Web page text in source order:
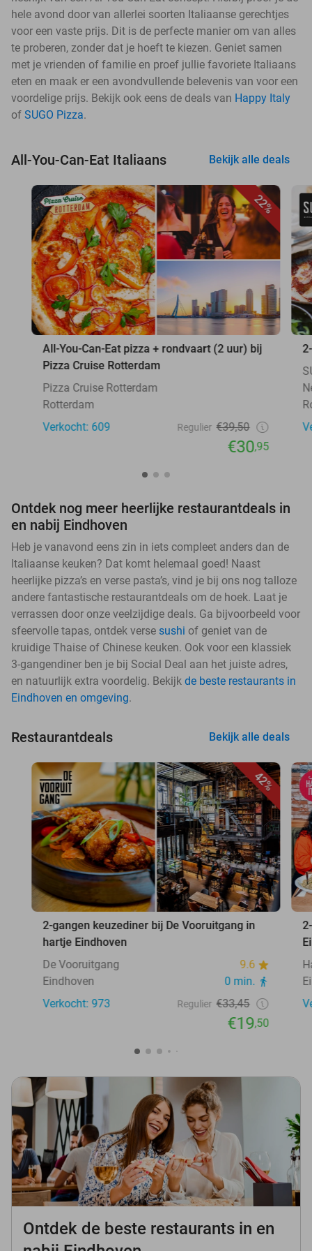
hele avond door van allerlei soorten Italiaanse gerechtjes
voor een vaste prijs. Dit is de perfecte manier om van alles
te proberen, zonder dat je hoeft te kiezen. Geniet samen
met je vrienden of familie en proef jullie favoriete Italiaans
eten en maak er een avondvullende belevenis van voor een
voordelige prijs. Bekijk ook eens de deals van Happy Italy
of SUGO Pizza.
All-You-Can-Eat Italiaans Bekijk alle deals
22%
All-You-Can-Eat pizza + rondvaart (2 uur) bij
Pizza Cruise Rotterdam
Pizza Cruise Rotterdam
Rotterdam
Verkocht: 609
Regulier €39,50
€30,95
Ontdek nog meer heerlijke restaurantdeals in
en nabij Eindhoven
Heb je vanavond eens zin in iets compleet anders dan de
Italiaanse keuken? Dat komt helemaal goed! Naast
heerlijke pizza’s en verse pasta’s, vind je bij ons nog talloze
andere fantastische restaurantdeals om de hoek. Laat je
verrassen door onze veelzijdige deals. Ga bijvoorbeeld voor
sfeervolle tapas, ontdek verse sushi of geniet van de
kruidige Thaise of Chinese keuken. Ook voor een klassiek
3-gangendiner ben je bij Social Deal aan het juiste adres,
en natuurlijk extra voordelig. Bekijk de beste restaurants in
Eindhoven en omgeving.
Restaurantdeals Bekijk alle deals
42%
2-gangen keuzediner bij De Vooruitgang in
hartje Eindhoven
De Vooruitgang
9.6
Eindhoven
0 min.
Verkocht: 973
Regulier €33,45
€19,50
Ontdek de beste restaurants in en